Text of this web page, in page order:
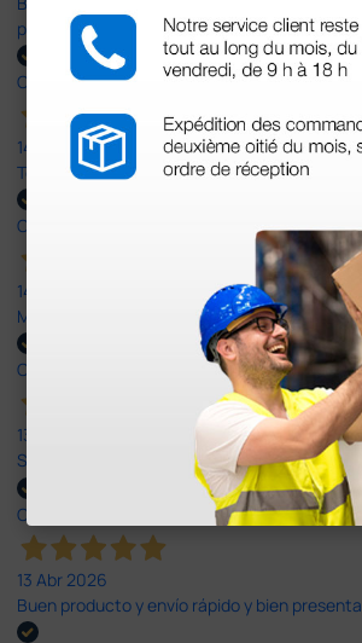
productos sin incluir el IVA que luego nos van
Comprador verificado
14 Abr 2026
Todo muy rápido y fácil,volveré a comprar.
Comprador verificado
14 Abr 2026
Muy buena. Excelente trato, disposición y
Comprador verificado
13 Abr 2026
Son muy serios y puntuales. El material
Comprador verificado
13 Abr 2026
Buen producto y envío rápido y bien